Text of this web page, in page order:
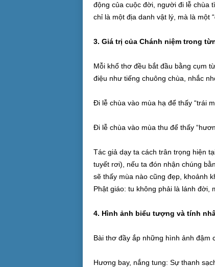
động của cuộc đời, người đi lễ chùa
chỉ là một địa danh vật lý, mà là một
3. Giá trị của Chánh niệm trong
Mỗi khổ thơ đều bắt đầu bằng cụm
điệu như tiếng chuông chùa, nhắc
Đi lễ chùa vào mùa hạ để thấy “trái
Đi lễ chùa vào mùa thu để thấy
Tác giả dạy ta cách trân trọng hiện
tuyết rơi), nếu ta đón nhận chúng
sẽ thấy mùa nào cũng đẹp, khoảnh
Phật giáo: tu không phải là lánh đời,
4. Hình ảnh biểu tượng và tính
Bài thơ đầy ắp những hình ảnh đậm
Hương bay, nắng tung: Sự thanh